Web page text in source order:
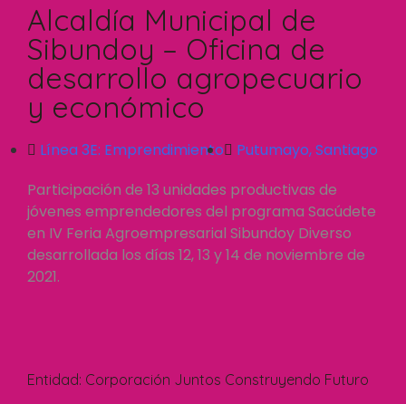
Alcaldía Municipal de
Sibundoy – Oficina de
desarrollo agropecuario
y económico
Línea 3E: Emprendimiento Putumayo,Santiago
Participación de 13 unidades productivas de
jóvenes emprendedores del programa Sacúdete
en IV Feria Agroempresarial Sibundoy Diverso
desarrollada los días 12, 13 y 14 de noviembre de
2021.
Entidad: Corporación Juntos Construyendo Futuro